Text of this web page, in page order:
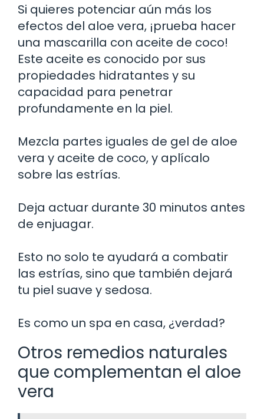
Si quieres potenciar aún más los
efectos del aloe vera, ¡prueba hacer
una mascarilla con aceite de coco!
Este aceite es conocido por sus
propiedades hidratantes y su
capacidad para penetrar
profundamente en la piel.
Mezcla partes iguales de gel de aloe
vera y aceite de coco, y aplícalo
sobre las estrías.
Deja actuar durante 30 minutos antes
de enjuagar.
Esto no solo te ayudará a combatir
las estrías, sino que también dejará
tu piel suave y sedosa.
Es como un spa en casa, ¿verdad?
Otros remedios naturales
que complementan el aloe
vera